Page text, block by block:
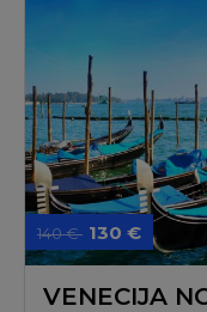
140 € 130 €
VENECIJA